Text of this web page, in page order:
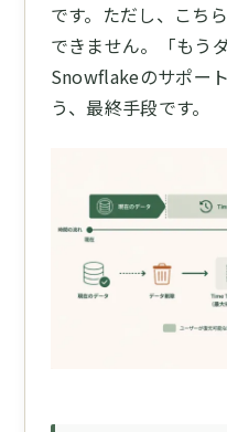
です。ただし、こち
できません。「も
Snowflakeのサポー
う、最終手段です。